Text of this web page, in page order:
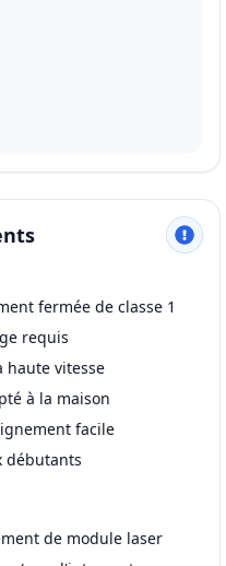
fermée de classe 1
requis
haute vitesse
à la maison
facile
débutants
de module laser